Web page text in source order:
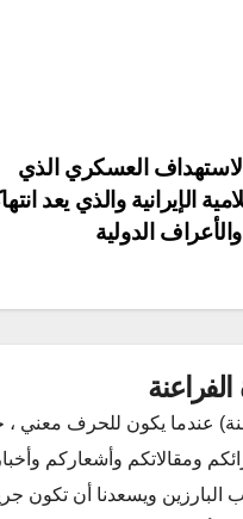
العسكري الذي
الإيرانية والذي يعد
الدولية
عندما يكون للحرف معني
ومقالاتكم وأشعاركم
البارزين ويسعدنا أن تكون